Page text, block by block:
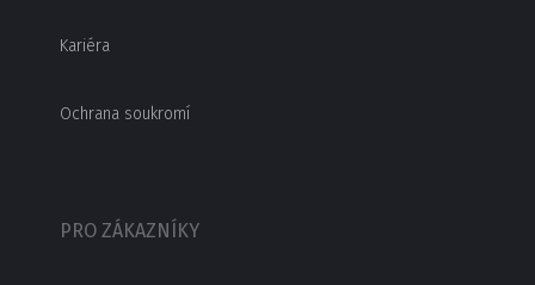
Kariéra
Ochrana soukromí
PRO ZÁKAZNÍKY